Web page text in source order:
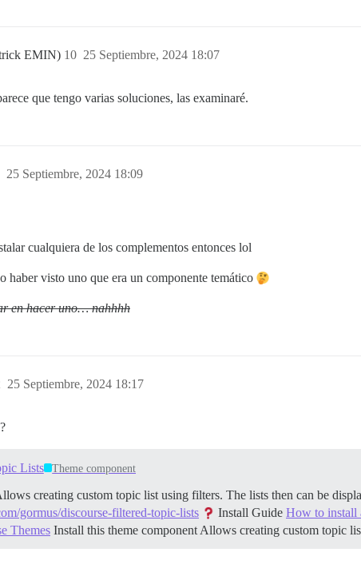
EMIN) 25 Septiembre, 2024 18:07
10
que tengo varias soluciones, las examinaré.
25 Septiembre, 2024 18:09
cualquiera de los complementos entonces lol
haber visto uno que era un componente temático
en hacer uno… nahhhh
25 Septiembre, 2024 18:17
Lists Theme component
creating custom topic list using filters. The lists then can be
gormus/discourse-filtered-topic-lists
Install Guide How to install
Themes Install this theme component Allows creating custom topic